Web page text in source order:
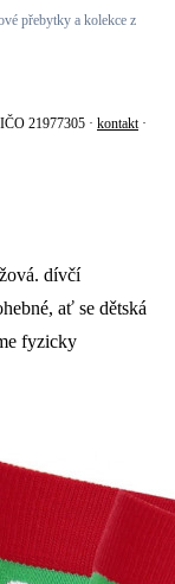
přebytky a kolekce z
21977305 · kontakt ·
dívčí
ať se dětská
fyzicky